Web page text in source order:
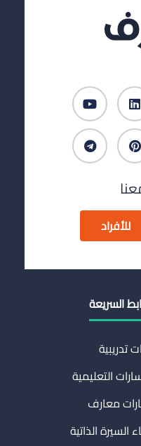
للأفراد
السريعة
تدريبية
التعليمية
معارف
السيرة الذاتية